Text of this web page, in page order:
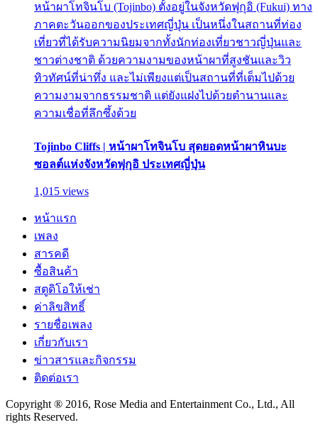
หน้าผาโทจินโบ (Tojinbo) ตั้งอยู่ในจังหวัดฟุกุอิ (Fukui) ทาง
ภาคตะวันออกของประเทศญี่ปุ่น เป็นหนึ่งในสถานที่ท่อง
เที่ยวที่ได้รับความนิยมจากทั้งนักท่องเที่ยวชาวญี่ปุ่นและ
ชาวต่างชาติ ด้วยความงามของหน้าผาที่สูงชันและวิว
ทิวทัศน์ที่น่าทึ่ง และไม่เพียงแต่เป็นสถานที่ที่เต็มไปด้วย
ความงามจากธรรมชาติ แต่ยังแฝงไปด้วยตำนานและ
ความเชื่อที่ลึกซึ้งด้วย
Tojinbo Cliffs | หน้าผาโทจินโบ สุดยอดหน้าผาหินบะ
ซอลต์แห่งจังหวัดฟุกุอิ ประเทศญี่ปุ่น
1,015 views
หน้าแรก
เพลง
สารคดี
ซื้อสินค้า
สตูดิโอให้เช่า
ค่าลิขสิทธิ์
รายชื่อเพลง
เกี่ยวกับเรา
ข่าวสารและกิจกรรม
ติดต่อเรา
Copyright ® 2016, Rose Media and Entertainment Co., Ltd., All
rights Reserved.